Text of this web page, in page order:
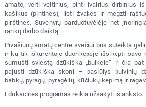
amato, velti veltinius, pinti įvairius dirbinius
kašikus (pintines), lieti žvakes ir megzti
pirštines. Suvenyrų parduotuvėlėje net
rankų darbo daiktą.
Pivašiūnų amatų centre svečiui bus suteikta
ir ką tik iškūrentoje duonkepėje išsikepti savo
sumušti sviestą dzūkiška „buikele“ ir čia
pajusti dzūkišką skonį – pasiūlys bulvinių
babkų, pyragų, pyragėlių, kūčiukų kepimą ir
Edukacines programas reikia užsakyti iš anksto.